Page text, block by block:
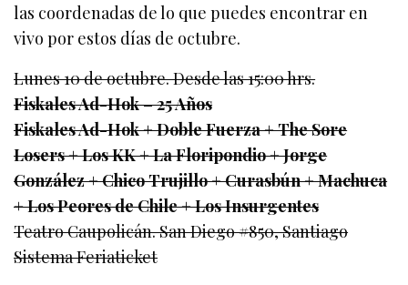
las coordenadas de lo que puedes encontrar en
vivo por estos días de octubre.
Lunes 10 de octubre. Desde las 15:00 hrs.
Fiskales Ad-Hok – 25 Años
Fiskales Ad-Hok + Doble Fuerza + The Sore
Losers + Los KK + La Floripondio + Jorge
González + Chico Trujillo + Curasbún + Machuca
+ Los Peores de Chile + Los Insurgentes
Teatro Caupolicán. San Diego #850, Santiago
Sistema Feriaticket